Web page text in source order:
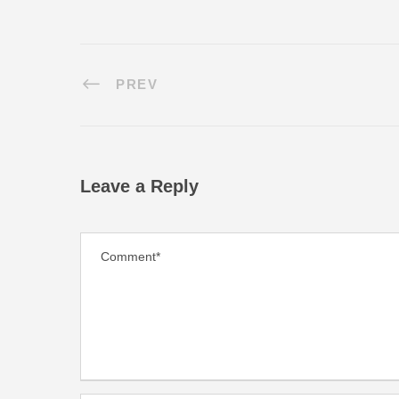
PREV
Leave a Reply